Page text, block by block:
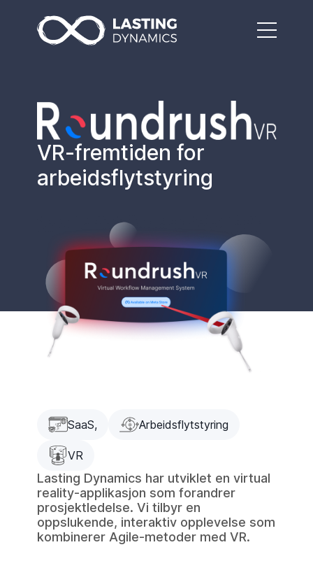
VR-fremtiden for
arbeidsflytstyring
SaaS, Arbeidsflytstyring
VR
Lasting Dynamics har utviklet en virtual
reality-applikasjon som forandrer
prosjektledelse. Vi tilbyr en
oppslukende, interaktiv opplevelse som
kombinerer Agile-metoder med VR.